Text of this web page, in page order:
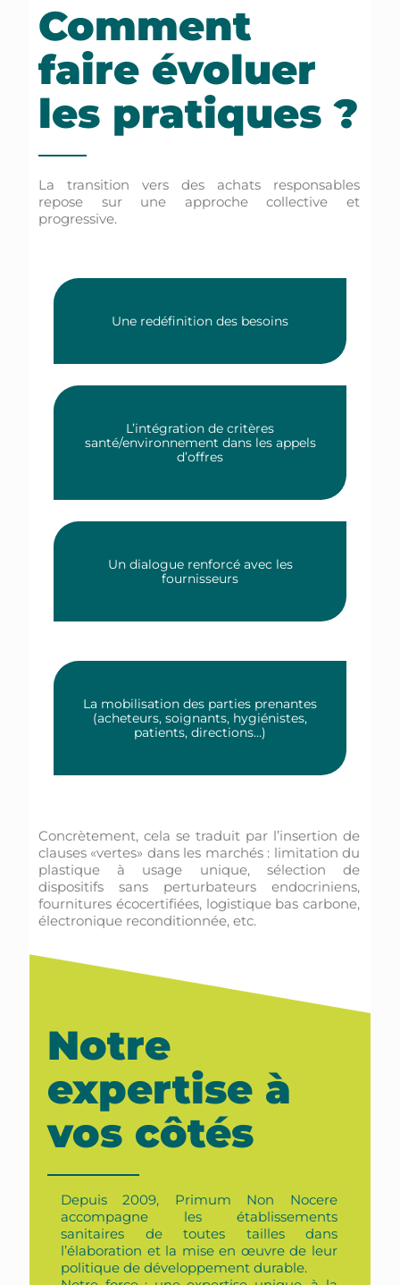
Comment
faire évoluer
les pratiques ?
La transition vers des achats responsables
repose sur une approche collective et
progressive.
Une redéfinition des besoins
L’intégration de critères
santé/environnement dans les appels
d’offres
Un dialogue renforcé avec les
fournisseurs
La mobilisation des parties prenantes
(acheteurs, soignants, hygiénistes,
patients, directions…)
Concrètement, cela se traduit par l’insertion de
clauses «vertes» dans les marchés : limitation du
plastique à usage unique, sélection de
dispositifs sans perturbateurs endocriniens,
fournitures écocertifiées, logistique bas carbone,
électronique reconditionnée, etc.
Notre
expertise à
vos côtés
Depuis 2009, Primum Non Nocere
accompagne les établissements
sanitaires de toutes tailles dans
l’élaboration et la mise en œuvre de leur
politique de développement durable.